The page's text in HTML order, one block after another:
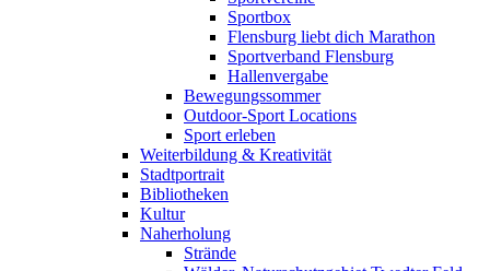
Sportbox
Flensburg liebt dich Marathon
Sportverband Flensburg
Hallenvergabe
Bewegungssommer
Outdoor-Sport Locations
Sport erleben
Weiterbildung & Kreativität
Stadtportrait
Bibliotheken
Kultur
Naherholung
Strände